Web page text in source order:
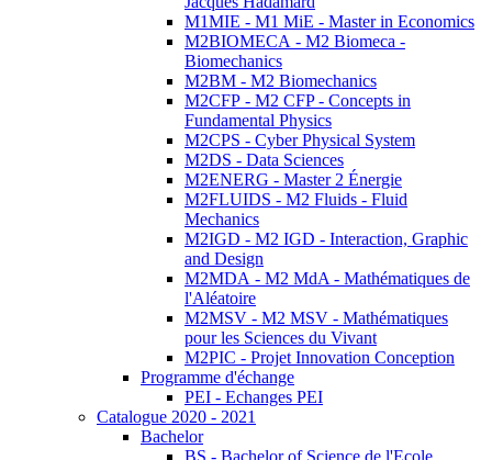
M1MIE - M1 MiE - Master in Economics
M2BIOMECA - M2 Biomeca -
Biomechanics
M2BM - M2 Biomechanics
M2CFP - M2 CFP - Concepts in
Fundamental Physics
M2CPS - Cyber Physical System
M2DS - Data Sciences
M2ENERG - Master 2 Énergie
M2FLUIDS - M2 Fluids - Fluid
Mechanics
M2IGD - M2 IGD - Interaction, Graphic
and Design
M2MDA - M2 MdA - Mathématiques de
l'Aléatoire
M2MSV - M2 MSV - Mathématiques
pour les Sciences du Vivant
M2PIC - Projet Innovation Conception
Programme d'échange
PEI - Echanges PEI
Catalogue 2020 - 2021
Bachelor
BS - Bachelor of Science de l'Ecole